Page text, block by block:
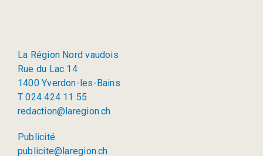
La Région Nord vaudois
Rue du Lac 14
1400 Yverdon-les-Bains
T 024 424 11 55
redaction@laregion.ch
Publicité
publicite@laregion.ch